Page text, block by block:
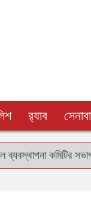
র‍্যাব
কমিটির সভাপতি